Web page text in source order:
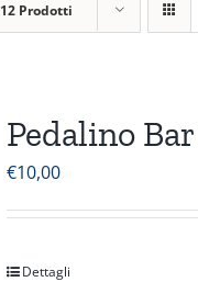
12 Prodotti
Pedalino
€10,00
Dettagli